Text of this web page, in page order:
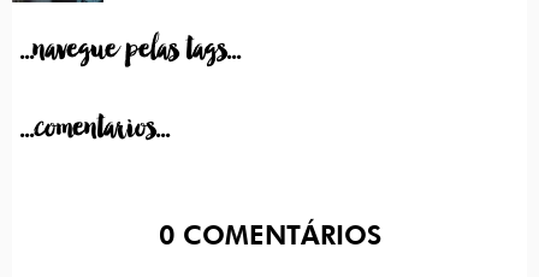
...navegue pelas tags...
...comentarios...
0COMENTÁRIOS